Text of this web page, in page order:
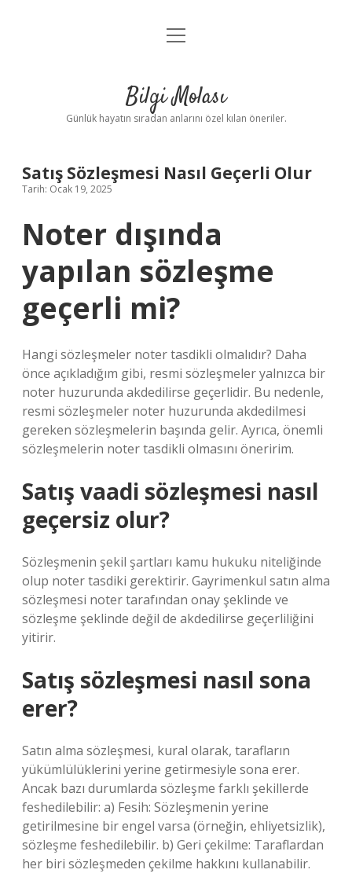
Anasayfa
Yasal Uyarı
menüyü
Bilgi Molası
Günlük hayatın sıradan anlarını özel kılan öneriler.
Satış Sözleşmesi Nasıl Geçerli Olur
Tarih: Ocak 19, 2025
Noter dışında
yapılan sözleşme
geçerli mi?
Hangi sözleşmeler noter tasdikli olmalıdır? Daha
önce açıkladığım gibi, resmi sözleşmeler yalnızca bir
noter huzurunda akdedilirse geçerlidir. Bu nedenle,
resmi sözleşmeler noter huzurunda akdedilmesi
gereken sözleşmelerin başında gelir. Ayrıca, önemli
sözleşmelerin noter tasdikli olmasını öneririm.
Satış vaadi sözleşmesi nasıl
geçersiz olur?
Sözleşmenin şekil şartları kamu hukuku niteliğinde
olup noter tasdiki gerektirir. Gayrimenkul satın alma
sözleşmesi noter tarafından onay şeklinde ve
sözleşme şeklinde değil de akdedilirse geçerliliğini
yitirir.
Satış sözleşmesi nasıl sona
erer?
Satın alma sözleşmesi, kural olarak, tarafların
yükümlülüklerini yerine getirmesiyle sona erer.
Ancak bazı durumlarda sözleşme farklı şekillerde
feshedilebilir: a) Fesih: Sözleşmenin yerine
getirilmesine bir engel varsa (örneğin, ehliyetsizlik),
sözleşme feshedilebilir. b) Geri çekilme: Taraflardan
her biri sözleşmeden çekilme hakkını kullanabilir.